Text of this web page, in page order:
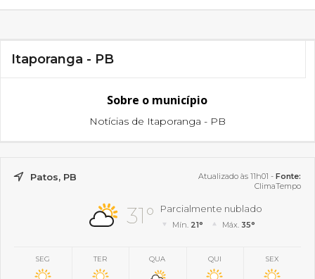
Itaporanga - PB
Sobre o município
Notícias de Itaporanga - PB
Patos, PB Atualizado às 11h01 - Fonte:
ClimaTempo
31° Parcialmente nublado
Mín. 21° Máx. 35°
SEG TER QUA QUI SEX